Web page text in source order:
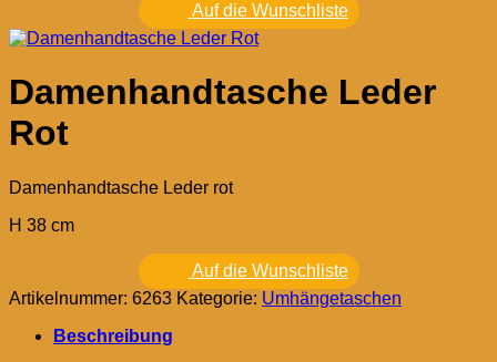
Auf die Wunschliste
Damenhandtasche Leder
Rot
Damenhandtasche Leder rot
H 38 cm
Auf die Wunschliste
Artikelnummer: 6263 Kategorie: Umhängetaschen
Beschreibung